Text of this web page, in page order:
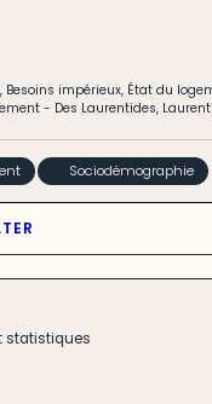
, Besoins impérieux, État du
- Des Laurentides,
Sociodémographie
statistiques